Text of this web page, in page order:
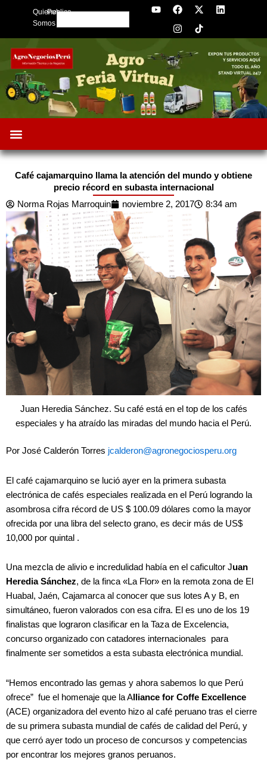
Quienes
Somos
Publica
Search
Y
o
b
e
F
a
c
e
o
o
k
X
-
t
w
t
L
i
d
n
I
n
s
t
g
r
a
Café cajamarquino llama la atención del mundo y obtiene
precio récord en subasta internacional
Norma Rojas Marroquin
noviembre 2, 2017 8:34 am
Juan Heredia Sánchez. Su café está en el top de los cafés
especiales y ha atraído las miradas del mundo hacia el Perú.
Por José Calderón Torres jcalderon@agronegociosperu.org
El café cajamarquino se lució ayer en la primera subasta
electrónica de cafés especiales realizada en el Perú logrando la
asombrosa cifra récord de US $ 100.09 dólares como la mayor
ofrecida por una libra del selecto grano, es decir más de US$
10,000 por quintal .
Una mezcla de alivio e incredulidad había en el caficultor Juan
Heredia Sánchez, de la finca «La Flor» en la remota zona de El
Huabal, Jaén, Cajamarca al conocer que sus lotes A y B, en
simultáneo, fueron valorados con esa cifra. El es uno de los 19
finalistas que lograron clasificar en la Taza de Excelencia,
concurso organizado con catadores internacionales para
finalmente ser sometidos a esta subasta electrónica mundial.
“Hemos encontrado las gemas y ahora sabemos lo que Perú
ofrece” fue el homenaje que la A lliance for Coffe Excellence
(ACE) organizadora del evento hizo al café peruano tras el cierre
de su primera subasta mundial de cafés de calidad del Perú, y
que cerró ayer todo un proceso de concursos y competencias
por encontrar los mejores granos peruanos.